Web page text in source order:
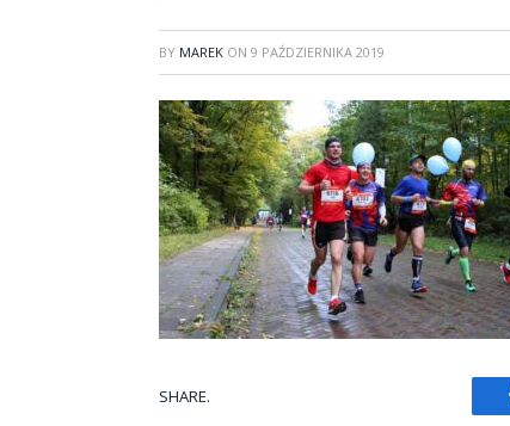
BY MAREK ON 9 PAŹDZIERNIKA 2019
SHARE.